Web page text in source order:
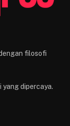
filosofi
yang dipercaya.